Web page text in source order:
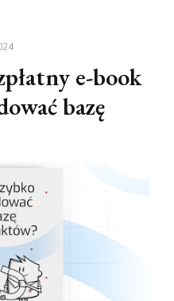
e-book
bazę